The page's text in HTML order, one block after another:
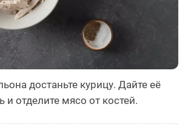
достаньте курицу. Дайте её
и отделите мясо от костей.